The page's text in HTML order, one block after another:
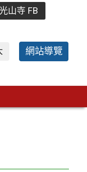
山寺 FB
網站導覽